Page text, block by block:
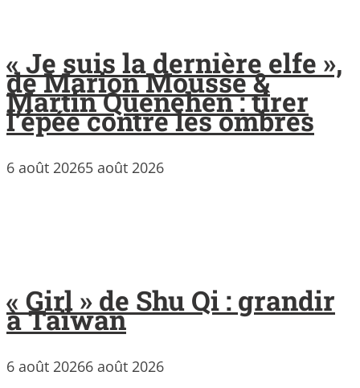
« Je suis la dernière elfe »,
de Marion Mousse &
Martin Quenehen : tirer
l’épée contre les ombres
6 août 20265 août 2026
« Girl » de Shu Qi : grandir
à Taïwan
6 août 20266 août 2026